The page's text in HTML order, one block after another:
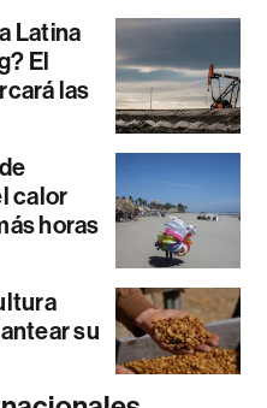
Latina
El
las
calor
horas
su